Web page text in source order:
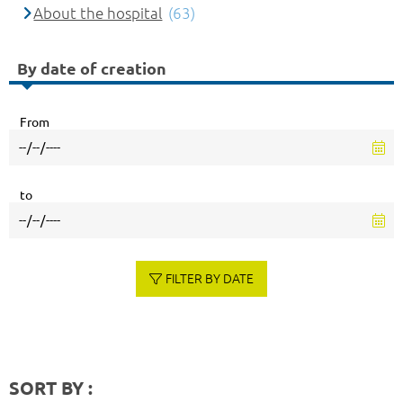
About the hospital (63)
By date of creation
From
to
FILTER BY DATE
SORT BY :